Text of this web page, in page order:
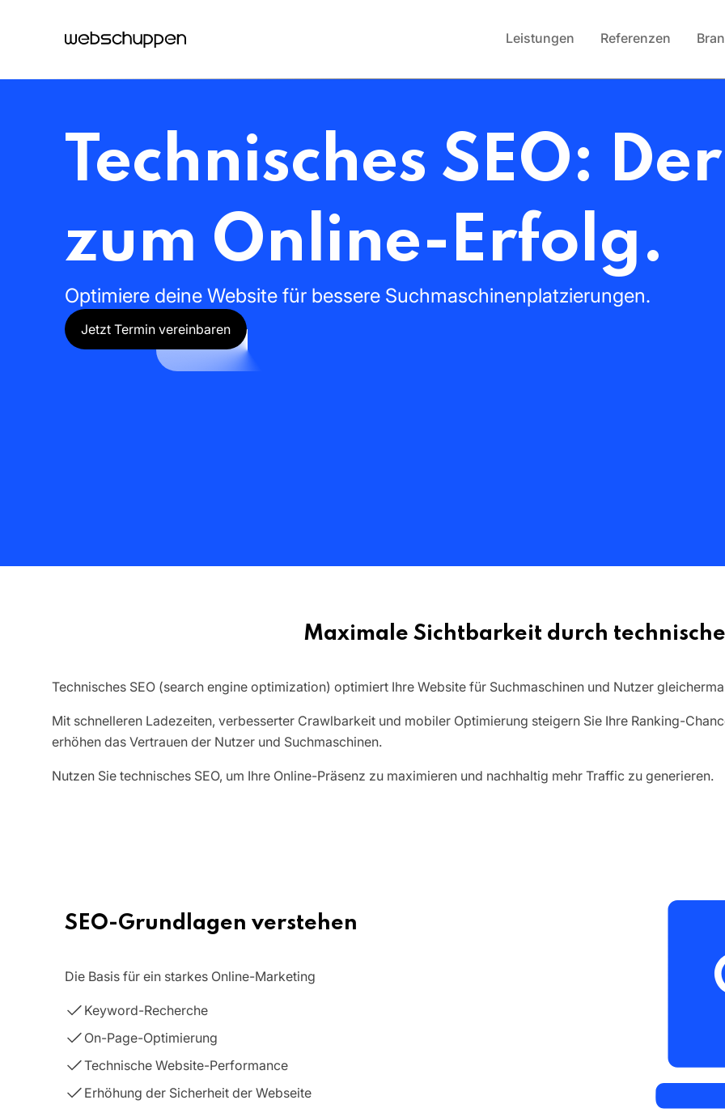
Leistungen Referenzen
Technisches SEO: Der
zum Online-Erfolg.
Optimiere deine Website für bessere Suchmaschinenplatzierungen.
Jetzt Termin vereinbaren
Maximale Sichtbarkeit durch
Technisches SEO (search engine optimization) optimiert Ihre Website für Suchmaschinen und Nutzer
Mit schnelleren Ladezeiten, verbesserter Crawlbarkeit und mobiler Optimierung steigern Sie Ihre Ranking-
erhöhen das Vertrauen der Nutzer und Suchmaschinen.
Nutzen Sie technisches SEO, um Ihre Online-Präsenz zu maximieren und nachhaltig mehr Traffic zu generieren.
SEO-Grundlagen verstehen
Die Basis für ein starkes Online-Marketing
Keyword-Recherche
On-Page-Optimierung
Technische Website-Performance
Erhöhung der Sicherheit der Webseite